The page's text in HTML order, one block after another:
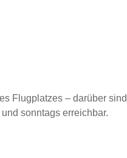
Flugplatzes – darüber
sonntags erreichbar.